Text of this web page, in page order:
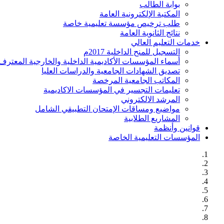
بوابة الطالب
المكتبة الإلكترونية العامة
طلب ترخيص مؤسسة تعليمية خاصة
نتائج الثانوية العامة
خدمات التعليم العالي
التسجيل للمنح الداخلية 2017م
أسماء المؤسسات الأكاديمية الداخلية والخارجية
تصديق الشهادات الجامعية والدراسات العليا
المكاتب الجامعية المرخصة
تعليمات التجسير في المؤسسات الاكاديمية
المرشد الالكتروني
مواضيع ومساقات الإمتحان التطبيقي الشامل
المشاريع الطلابية
قوانين وأنظمة
المؤسسات التعليمية الخاصة